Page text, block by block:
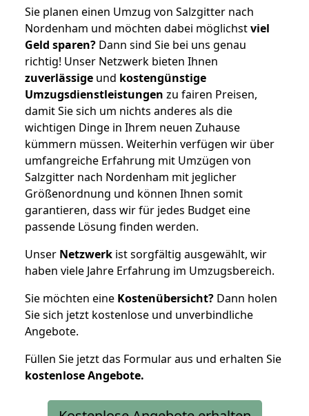
Sie planen einen Umzug von Salzgitter nach
Nordenham und möchten dabei möglichstviel
Geld sparen? Dann sind Sie bei uns genau
richtig! Unser Netzwerk bieten Ihnen
zuverlässige und kostengünstige
Umzugsdienstleistungen zu fairen Preisen,
damit Sie sich um nichts anderes als die
wichtigen Dinge in Ihrem neuen Zuhause
kümmern müssen. Weiterhin verfügen wir über
umfangreiche Erfahrung mit Umzügen von
Salzgitter nach Nordenham mit jeglicher
Größenordnung und können Ihnen somit
garantieren, dass wir für jedes Budget eine
passende Lösung finden werden.
Unser Netzwerk ist sorgfältig ausgewählt, wir
haben viele Jahre Erfahrung im Umzugsbereich.
Sie möchten eine Kostenübersicht? Dann holen
Sie sich jetzt kostenlose und unverbindliche
Angebote.
Füllen Sie jetzt das Formular aus und erhalten Sie
kostenloseAngebote.